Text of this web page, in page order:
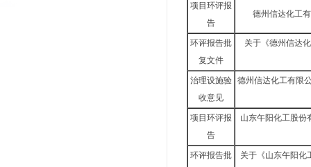
项目环评报
告
德州信达化工
环评报告批
复文件
关于《德州信达
治理设施验
收意见
德州信达化工有限
项目环评报
告
山东午阳化工股份
环评报告批
关于《山东午阳化